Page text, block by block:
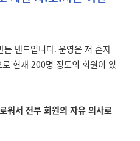
든 밴드입니다. 운영은 저 혼자
로 현재 200명 정도의 회원이 있
워서 전부 회원의 자유 의사로